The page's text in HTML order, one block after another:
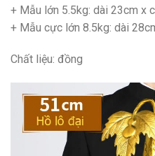
+ Mẫu lớn 5.5kg: dài 23cm x
+ Mẫu cực lớn 8.5kg: dài
Chất liệu: đồng